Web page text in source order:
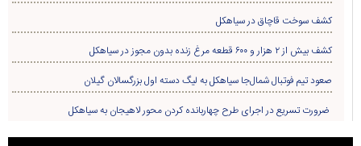
کشف سوخت قاچاق در سياهکل
کشف بیش از ۲ هزار و ۶۰۰ قطعه مرغ زنده بدون مجوز در سیاهکل
صعود تیم فوتبال شمال‌جا‌ سیاهکل به لیگ دسته اول بزرگسالان گیلان
ضرورت تسریع در اجرای طرح چهاربانده کردن محور لاهیجان به سیاهکل